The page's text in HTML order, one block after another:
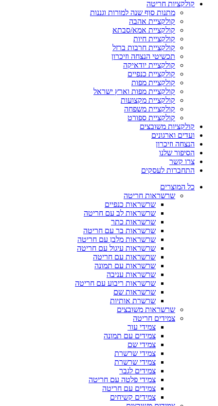
קולקציות חריטה
מתנות סוף שנה למורות וגננות
קולקציית אהבה
קולקציית אמא/סבתא
קולקציית חיות
קולקציית חרבות ברזל
תכשיטי הנצחה וזיכרון
קולקציית יודאיקה
קולקציית כנפיים
קולקציית מפות
קולקציית מפות וארץ ישראל
קולקציית מקצועות
קולקציית משפחה
קולקציית ספורט
קולקציות משובצים
ועדים וארגונים
הנצחה וזיכרון
הסיפור שלנו
צרו קשר
התחברות לעסקים
כל המוצרים
שרשראות חריטה
שרשראות כנפיים
שרשראות לב עם חריטה
שרשראות כתר
שרשראות בר עם חריטה
שרשראות מלבן עם חריטה
שרשראות עיגול עם חריטה
שרשראות עם חריטה
שרשראות עם תמונה
שרשראות עניבה
שרשראות ריבוע עם חריטה
שרשראות שם
שרשרת אותיות
שרשראות משובצים
צמידים חריטה
צמידי עור
צמידים עם תמונה
צמידי שם
צמידי שרשרת
צמידי שרשרת
צמידים לגבר
צמידי פלטה עם חריטה
צמידים עם חריטה
צמידים קשיחים